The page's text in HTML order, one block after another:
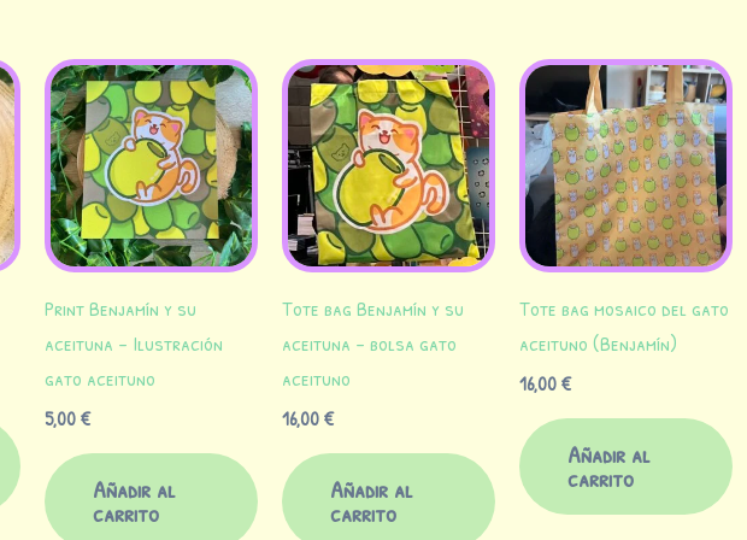
Print Benjamín y su
aceituna – Ilustración
gato aceituno
5,00€
Añadir al
carrito
Tote bag Benjamín y su
aceituna – bolsa gato
aceituno
16,00€
Añadir al
carrito
Tote bag mosaico del gato
aceituno (Benjamín)
16,00€
Añadir al
carrito